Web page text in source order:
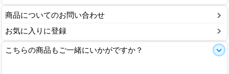
商品についてのお問い合わせ
お気に入りに登録
こちらの商品もご一緒にいかがですか？